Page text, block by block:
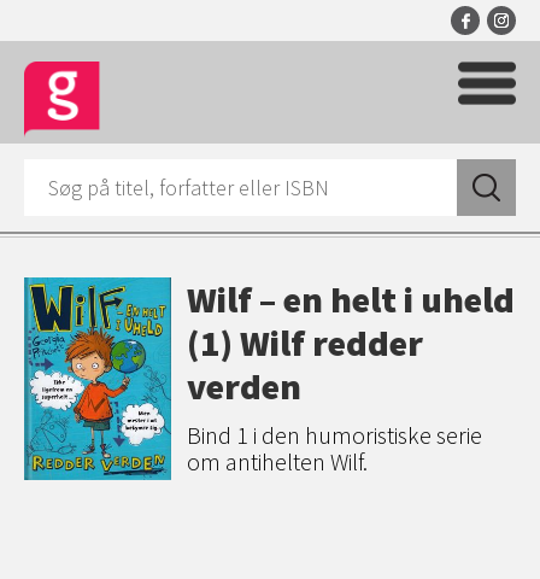
Wilf – en helt i uheld
(1) Wilf redder
verden
Bind 1 i den humoristiske serie
om antihelten Wilf.